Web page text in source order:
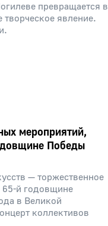
превращается в
творческое явление.
мероприятий,
Победы
— торжественное
65-й годовщине
в Великой
коллективов